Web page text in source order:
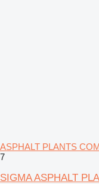
ASPHALT PLANTS
7
SIGMA ASPHALT